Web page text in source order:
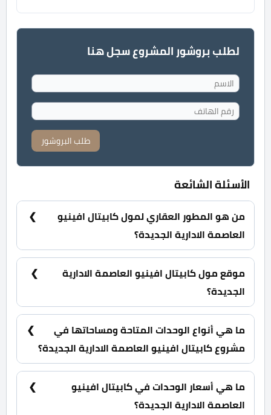
لطلب بروشور المشروع سجل هنا
طلب البروشور
الأسئلة الشائعة
من هو المطور العقاري لمول كابيتال افينيو
العاصمة الادارية الجديدة؟
شركة سكاي ابو ظبي للاستثمار والتطوير العقاري Sky
AD Developments.
موقع مول كابيتال افينيو العاصمة الادارية
الجديدة؟
مول كابيتال افينيو العاصمة الادارية الجديدة يقع في
الحي السكني الثامن R8 قطعة أرض رقم B01 بواجهة
مباشرة على الحي الدبلوماسي.
ما هي أنواع الوحدات المتاحة ومساحاتها في
مشروع كابيتال افينيو العاصمة الادارية الجديدة؟
شقق فندقية ومحلات ومكاتب وعيادات طبية بمساحات
تبدأ من 47 متر مربع.
ما هي أسعار الوحدات في كابيتال افينيو
العاصمة الادارية الجديدة؟